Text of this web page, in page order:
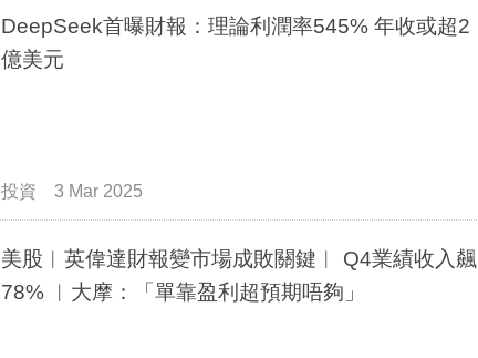
DeepSeek首曝財報：理論利潤率545% 年收或超2
億美元
投資 3 Mar 2025
美股︳英偉達財報變市場成敗關鍵︳ Q4業績收入飆
78% ︳大摩：「單靠盈利超預期唔夠」